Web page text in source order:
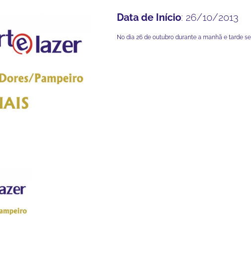
Data de Início: 26/10/2013
No dia 26 de outubro durante a manhã e tarde